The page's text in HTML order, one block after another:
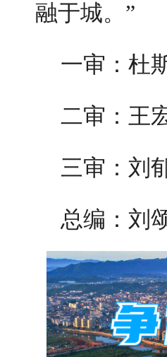
融于城。”
一审：杜
二审：王
三审：刘
总编：刘